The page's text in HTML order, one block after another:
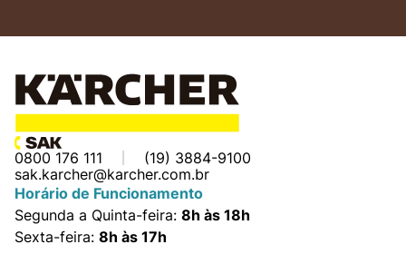
0800 176 111
(19) 3884-9100
sak.karcher@karcher.com.br
Horário de Funcionamento
Segunda a Quinta-feira: 8h às 18h
Sexta-feira: 8h às 17h